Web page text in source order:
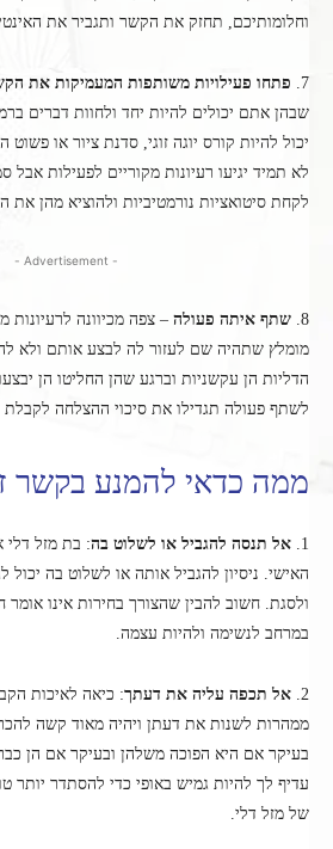
וחלומותיכם, תחזק את הקשר ותגביר את
7. פתחו פעילויות משותפות המעמיקות את
שבהן אתם יכולים להיות יחד ולחוות דברים
יכול להיות קורס יוגה זוגי, סדנת ציור או
לא תמיד יגיעו רעיונות מקוריים לפעילות
לקחת סיטואציות נורמטיביות ולהוציא מהן את
- Advertisement -
8. שתף איתה פעולה – צפה מכיוונה לרעיונות
מומלץ שתהיה שם לעזור לה לבצע אותם ולא
הדליות הן עקשניות וברגע שהן החליטו הן
לשתף פעולה תגדילו את סיכוי ההצלחה לקבלת
ממה כדאי להמנע בקשר
1. אל תנסה להגביל או לשלוט בה: בת מזל דלי
האישי. ניסיון להגביל אותה או לשלוט בה יכול
ולסגת. חשוב להבין שהצורך בחירות אינו אומר
במרחב לנשימה ולהיות עצמה.
2. אל תכפה עליה את דעתך: כיאה לאיכות
ממהרות לשנות את דעתן ויהיה מאוד קשה
בעיקר אם היא הפוכה משלהן ובעיקר אם הן
עדיף לך להיות גמיש באופי כדי להסתדר יותר
של מזל דלי.